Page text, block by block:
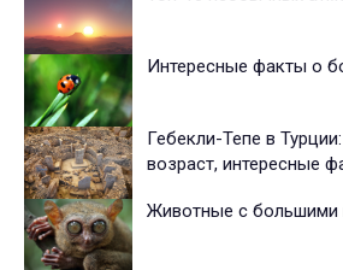
Интересные факты о
Гебекли-Тепе в
возраст, интересные
Животные с большими